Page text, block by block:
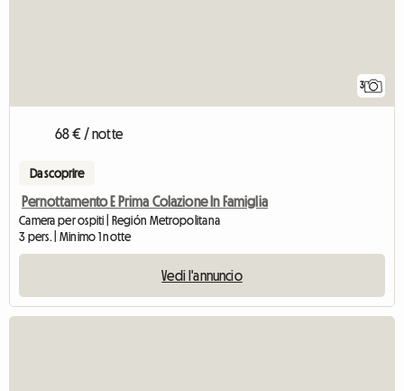
3
68 € / notte
Da scoprire
Pernottamento E Prima Colazione In Famiglia
Camera per ospiti | Región Metropolitana
3 pers. | Minimo 1 notte
Vedi l'annuncio